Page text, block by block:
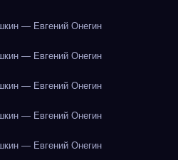
— Евгений Онегин
— Евгений Онегин
— Евгений Онегин
— Евгений Онегин
— Евгений Онегин